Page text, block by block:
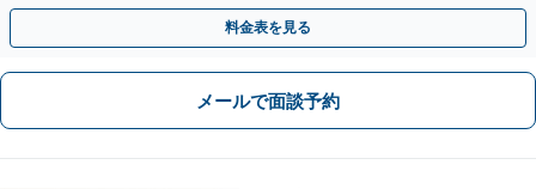
約書や就業規則のリーガルチェックなど
料金表を見る
メールで面談予約